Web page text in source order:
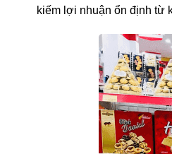
kiếm lợi nhuận ổn định từ